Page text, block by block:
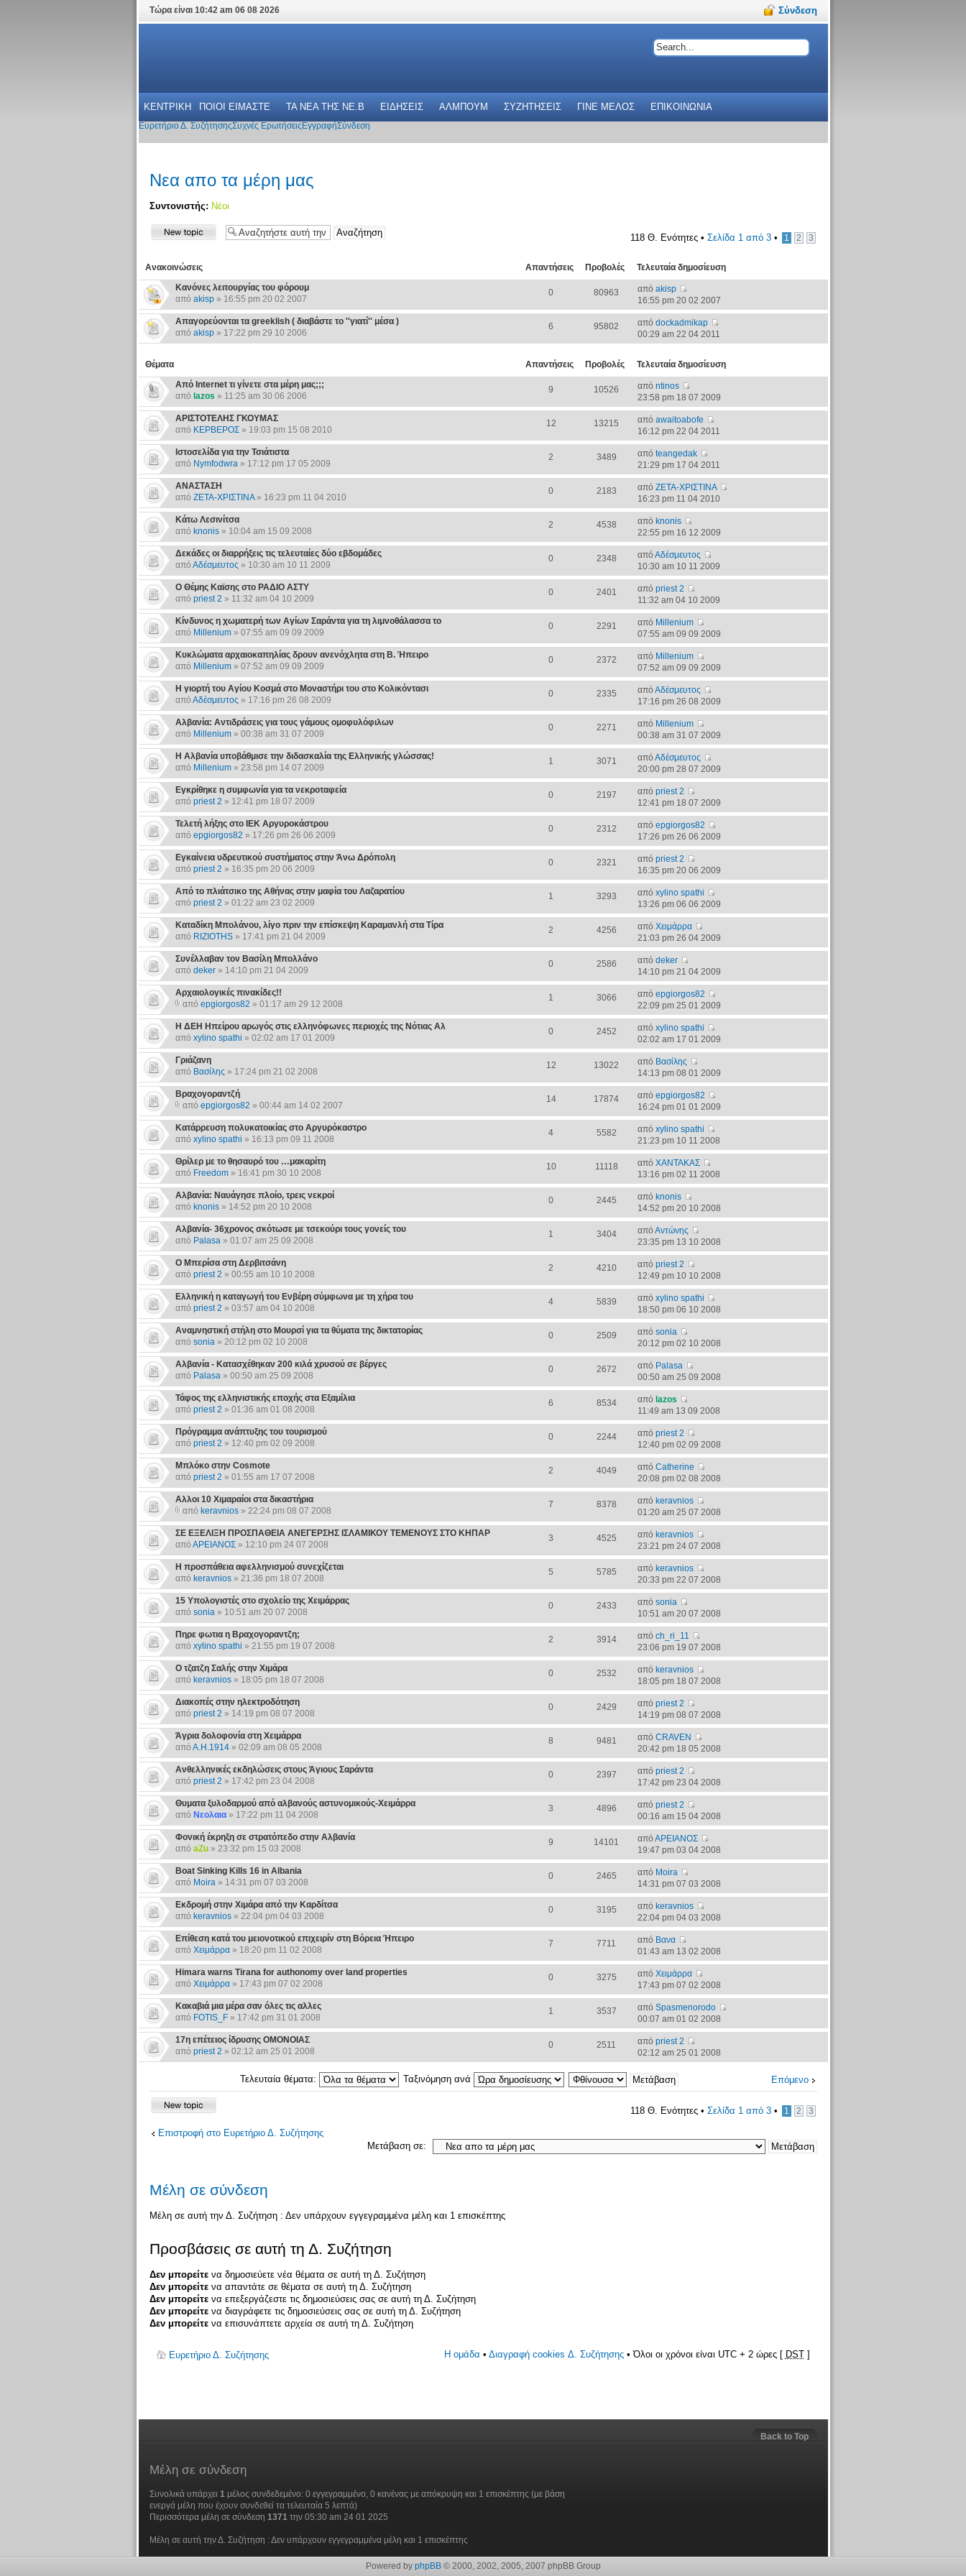
Τώρα είναι 10:42 am 06 08 2026 Σύνδεση
ΚΕΝΤΡΙΚΗ ΠΟΙΟΙ ΕΙΜΑΣΤΕ ΤΑ ΝΕΑ THΣ NE.B ΕΙΔΗΣΕΙΣ ΑΛΜΠΟΥΜ ΣΥΖΗΤΗΣΕΙΣ ΓΙΝΕ ΜΕΛΟΣ ΕΠΙΚΟΙΝΩΝΙΑ
Ευρετήριο Δ. ΣυζήτησηςΣυχνές Ερωτήσεις ΕγγραφήΣύνδεση
Νεα απο τα μέρη μας
Συντονιστής: Νέοι
118 Θ. Ενότητες • Σελίδα 1από 3• 1 2 3
Ανακοινώσεις Απαντήσεις Προβολές
Τελευταία δημοσίευση
Κανόνες λειτουργίας του φόρουμ
από akisp» 16:55 pm 20 02 2007
0 80963 απόakisp
16:55 pm 20 02 2007
Απαγορεύονται τα greeklish ( διαβάστε το ''γιατί'' μέσα )
από akisp» 17:22 pm 29 10 2006
6 95802 απόdockadmikap
00:29 am 22 04 2011
Θέματα Απαντήσεις Προβολές
Τελευταία δημοσίευση
Από Internet τι γίνετε στα μέρη μας;;;
από lazos » 11:25 am 30 06 2006
9 10526 απόntinos
23:58 pm 18 07 2009
ΑΡΙΣΤΟΤΕΛΗΣ ΓΚΟΥΜΑΣ
από ΚΕΡΒΕΡΟΣ» 19:03 pm 15 08 2010
12 13215 απόawaitoabofe
16:12 pm 22 04 2011
Ιστοσελίδα για την Τσιάτιστα
από Nymfodwra» 17:12 pm 17 05 2009
2 3489 απόteangedak
21:29 pm 17 04 2011
ΑΝΑΣΤΑΣΗ
από ΖΕΤΑ-ΧΡΙΣΤΙΝΑ» 16:23 pm 11 04 2010
0 2183 απόΖΕΤΑ-ΧΡΙΣΤΙΝΑ
16:23 pm 11 04 2010
Κάτω Λεσινίτσα
από knonis» 10:04 am 15 09 2008
2 4538 από knonis
22:55 pm 16 12 2009
Δεκάδες οι διαρρήξεις τις τελευταίες δύο εβδομάδες
από Αδέσμευτος » 10:30 am 10 11 2009
0 2348 απόΑδέσμευτος
10:30 am 10 11 2009
Ο Θέμης Καϊσης στο ΡΑΔΙΟ ΑΣΤΥ
από priest 2 » 11:32 am 04 10 2009
0 2401 απόpriest 2
11:32 am 04 10 2009
Κίνδυνος η χωματερή των Αγίων Σαράντα για τη λιμνοθάλασσα το
από Millenium» 07:55 am 09 09 2009
0 2291 από Millenium
07:55 am 09 09 2009
Κυκλώματα αρχαιοκαπηλίας δρουν ανενόχλητα στη Β. Ήπειρο
από Millenium» 07:52 am 09 09 2009
0 2372 από Millenium
07:52 am 09 09 2009
Η γιορτή του Αγίου Κοσμά στο Μοναστήρι του στο Κολικόντασι
από Αδέσμευτος » 17:16 pm 26 08 2009
0 2335 απόΑδέσμευτος
17:16 pm 26 08 2009
Αλβανία: Αντιδράσεις για τους γάμους ομοφυλόφιλων
από Millenium» 00:38 am 31 07 2009
0 2271 από Millenium
00:38 am 31 07 2009
Η Αλβανία υποβάθμισε την διδασκαλία της Ελληνικής γλώσσας!
από Millenium» 23:58 pm 14 07 2009
1 3071 απόΑδέσμευτος
20:00 pm 28 07 2009
Εγκρίθηκε η συμφωνία για τα νεκροταφεία
από priest 2 » 12:41 pm 18 07 2009
0 2197 απόpriest 2
12:41 pm 18 07 2009
Τελετή λήξης στο ΙΕΚ Αργυροκάστρου
από epgiorgos82 » 17:26 pm 26 06 2009
0 2312 απόepgiorgos82
17:26 pm 26 06 2009
Εγκαίνεια υδρευτικού συστήματος στην Άνω Δρόπολη
από priest 2 » 16:35 pm 20 06 2009
0 2321 απόpriest 2
16:35 pm 20 06 2009
Από το πλιάτσικο της Αθήνας στην μαφία του Λαζαρατίου
από priest 2 » 01:22 am 23 02 2009
1 3293 απόxylino spathi
13:26 pm 06 06 2009
Καταδίκη Μπολάνου, λίγο πριν την επίσκεψη Καραμανλή στα Τίρα
από RIZIOTHS» 17:41 pm 21 04 2009
2 4256 απόΧειμάρρα
21:03 pm 26 04 2009
Συνέλλαβαν τον Βασίλη Μπολλάνο
από deker» 14:10 pm 21 04 2009
0 2586 απόdeker
14:10 pm 21 04 2009
Αρχαιολογικές πινακίδες!!
από epgiorgos82 » 01:17 am 29 12 2008
1 3066 απόepgiorgos82
22:09 pm 25 01 2009
Η ΔΕΗ Ηπείρου αρωγός στις ελληνόφωνες περιοχές της Νότιας Αλ
από xylino spathi » 02:02 am 17 01 2009
0 2452 απόxylino spathi
02:02 am 17 01 2009
Γριάζανη
από Βασίλης » 17:24 pm 21 02 2008
12 13022 από Βασίλης
14:13 pm 08 01 2009
Βραχογοραντζή
από epgiorgos82 » 00:44 am 14 02 2007
14 17874 απόepgiorgos82
16:24 pm 01 01 2009
Κατάρρευση πολυκατοικίας στο Αργυρόκαστρο
από xylino spathi » 16:13 pm 09 11 2008
4 5582 απόxylino spathi
21:23 pm 10 11 2008
Θρίλερ με το θησαυρό του …μακαρίτη
από Freedom» 16:41 pm 30 10 2008
10 11118 απόΧΑΝΤΑΚΑΣ
13:16 pm 02 11 2008
Αλβανία: Ναυάγησε πλοίο, τρεις νεκροί
από knonis» 14:52 pm 20 10 2008
0 2445 από knonis
14:52 pm 20 10 2008
Αλβανία- 36χρονος σκότωσε με τσεκούρι τους γονείς του
από Palasa» 01:07 am 25 09 2008
1 3404 απόΑντώνης
23:35 pm 13 10 2008
Ο Μπερίσα στη Δερβιτσάνη
από priest 2 » 00:55 am 10 10 2008
2 4210 απόpriest 2
12:49 pm 10 10 2008
Ελληνική η καταγωγή του Ενβέρη σύμφωνα με τη χήρα του
από priest 2 » 03:57 am 04 10 2008
4 5839 απόxylino spathi
18:50 pm 06 10 2008
Αναμνηστική στήλη στο Μουρσί για τα θύματα της δικτατορίας
από sonia» 20:12 pm 02 10 2008
0 2509 απόsonia
20:12 pm 02 10 2008
Αλβανία - Κατασχέθηκαν 200 κιλά χρυσού σε βέργες
από Palasa» 00:50 am 25 09 2008
0 2672 από Palasa
00:50 am 25 09 2008
Τάφος της ελληνιστικής εποχής στα Εξαμίλια
από priest 2 » 01:36 am 01 08 2008
6 8534 από lazos
11:49 am 13 09 2008
Πρόγραμμα ανάπτυξης του τουρισμού
από priest 2 » 12:40 pm 02 09 2008
0 2244 απόpriest 2
12:40 pm 02 09 2008
Μπλόκο στην Cosmote
από priest 2 » 01:55 am 17 07 2008
2 4049 απόCatherine
20:08 pm 02 08 2008
Αλλοι 10 Χιμαραίοι στα δικαστήρια
από keravnios» 22:24 pm 08 07 2008
7 8378 από keravnios
01:20 am 25 07 2008
ΣΕ ΕΞΕΛΙΞΗ ΠΡΟΣΠΑΘΕΙΑ ΑΝΕΓΕΡΣΗΣ ΙΣΛΑΜΙΚΟΥ ΤΕΜΕΝΟΥΣ ΣΤΟ ΚΗΠΑΡ
από ΑΡΕΙΑΝΟΣ» 12:10 pm 24 07 2008
3 4525 από keravnios
23:21 pm 24 07 2008
Η προσπάθεια αφελληνισμού συνεχίζεται
από keravnios» 21:36 pm 18 07 2008
5 5785 από keravnios
20:33 pm 22 07 2008
15 Υπολογιστές στο σχολείο της Χειμάρρας
από sonia» 10:51 am 20 07 2008
0 2433 απόsonia
10:51 am 20 07 2008
Πηρε φωτια η Βραχογοραντζη;
από xylino spathi » 21:55 pm 19 07 2008
2 3914 απόch_ri_11
23:06 pm 19 07 2008
Ο τζατζη Σαλής στην Χιμάρα
από keravnios» 18:05 pm 18 07 2008
0 2532 από keravnios
18:05 pm 18 07 2008
Διακοπές στην ηλεκτροδότηση
από priest 2 » 14:19 pm 08 07 2008
0 2429 απόpriest 2
14:19 pm 08 07 2008
Άγρια δολοφονία στη Χειμάρρα
από Α.Η.1914» 02:09 am 08 05 2008
8 9481 απόCRAVEN
20:42 pm 18 05 2008
Ανθελληνικές εκδηλώσεις στους Άγιους Σαράντα
από priest 2 » 17:42 pm 23 04 2008
0 2397 απόpriest 2
17:42 pm 23 04 2008
Θυματα ξυλοδαρμού από αλβανούς αστυνομικούς-Χειμάρρα
από Νεολαια» 17:22 pm 11 04 2008
3 4896 απόpriest 2
00:16 am 15 04 2008
Φονική έκρηξη σε στρατόπεδο στην Αλβανία
από aZu» 23:32 pm 15 03 2008
9 14101 απόΑΡΕΙΑΝΟΣ
19:47 pm 03 04 2008
Boat Sinking Kills 16 in Albania
από Moira» 14:31 pm 07 03 2008
0 2465 από Moira
14:31 pm 07 03 2008
Εκδρομή στην Χιμάρα από την Καρδίτσα
από keravnios» 22:04 pm 04 03 2008
0 3195 από keravnios
22:04 pm 04 03 2008
Επίθεση κατά του μειονοτικού επιχειρίν στη Βόρεια Ήπειρο
από Χειμάρρα» 18:20 pm 11 02 2008
7 7711 από Βανα
01:43 am 13 02 2008
Himara warns Tirana for authonomy over land properties
από Χειμάρρα» 17:43 pm 07 02 2008
0 3275 απόΧειμάρρα
17:43 pm 07 02 2008
Κακαβιά μια μέρα σαν όλες τις αλλες
από FOTIS_F» 17:42 pm 31 01 2008
1 3537 απόSpasmenorodo
00:07 am 01 02 2008
17η επέτειος ίδρυσης ΟΜΟΝΟΙΑΣ
από priest 2 » 02:12 am 25 01 2008
0 2511 απόpriest 2
02:12 am 25 01 2008
Επόμενο
Τελευταία θέματα: Ταξινόμηση ανά
118 Θ. Ενότητες • Σελίδα 1από 3• 1 2 3
Επιστροφή στο Ευρετήριο Δ. Συζήτησης
Μετάβαση σε:
Μέλη σε σύνδεση
Μέλη σε αυτή την Δ. Συζήτηση : Δεν υπάρχουν εγγεγραμμένα μέλη και 1 επισκέπτης
Προσβάσεις σε αυτή τη Δ. Συζήτηση
Δεν μπορείτενα δημοσιεύετε νέα θέματα σε αυτή τη Δ. Συζήτηση
Δεν μπορείτενα απαντάτε σε θέματα σε αυτή τη Δ. Συζήτηση
Δεν μπορείτενα επεξεργάζεστε τις δημοσιεύσεις σας σε αυτή τη Δ. Συζήτηση
Δεν μπορείτενα διαγράφετε τις δημοσιεύσεις σας σε αυτή τη Δ. Συζήτηση
Δεν μπορείτενα επισυνάπτετε αρχεία σε αυτή τη Δ. Συζήτηση
Ευρετήριο Δ. Συζήτησης Η ομάδα • Διαγραφή cookies Δ. Συζήτησης• Όλοι οι χρόνοι είναι UTC + 2 ώρες [ DST]
Back to Top
Μέλησε σύνδεση
Συνολικά υπάρχει 1μέλος συνδεδεμένο: 0 εγγεγραμμένο, 0 κανένας με απόκρυψη και 1 επισκέπτης (με βάση
ενεργά μέλη που έχουν συνδεθεί τα τελευταία 5 λεπτά)
Περισσότερα μέλη σε σύνδεση 1371την 05:30 am 24 01 2025
Μέλη σε αυτή την Δ. Συζήτηση : Δεν υπάρχουν εγγεγραμμένα μέλη και 1 επισκέπτης
Powered by phpBB© 2000, 2002, 2005, 2007 phpBB Group